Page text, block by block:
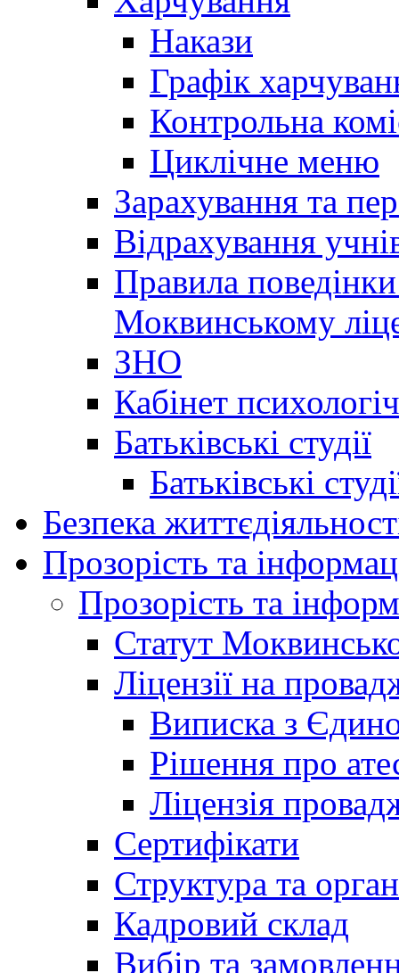
Накази
Графік
Контрольна
Циклічне меню
Зарахування та
Відрахування
Правила
Моквинському
ЗНО
Кабінет
Батьківські студії
Батьківські
Безпека
Прозорість та
Прозорість та
Статут
Ліцензії на
Виписка з
Рішення про
Ліцензія
Сертифікати
Структура та
Кадровий склад
Вибір та